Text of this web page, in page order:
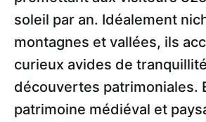
soleil par an. Idéalement
montagnes et vallées, ils
curieux avides de
découvertes patrimoniales.
patrimoine médiéval et